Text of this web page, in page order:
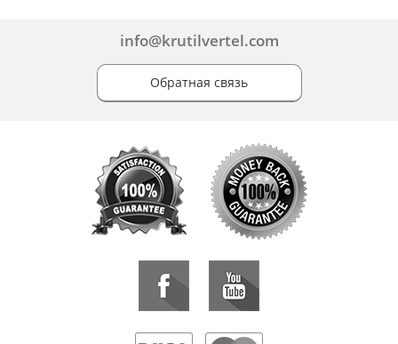
info@krutilvertel.com
Обратная связь